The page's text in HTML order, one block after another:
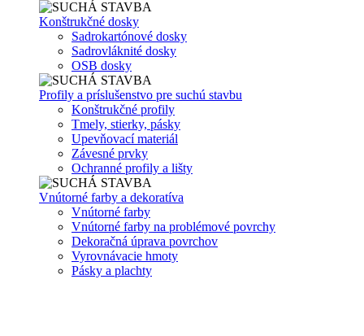
Konštrukčné dosky
Sadrokartónové dosky
Sadrovláknité dosky
OSB dosky
Profily a príslušenstvo pre suchú stavbu
Konštrukčné profily
Tmely, stierky, pásky
Upevňovací materiál
Závesné prvky
Ochranné profily a lišty
Vnútorné farby a dekoratíva
Vnútorné farby
Vnútorné farby na problémové povrchy
Dekoračná úprava povrchov
Vyrovnávacie hmoty
Pásky a plachty